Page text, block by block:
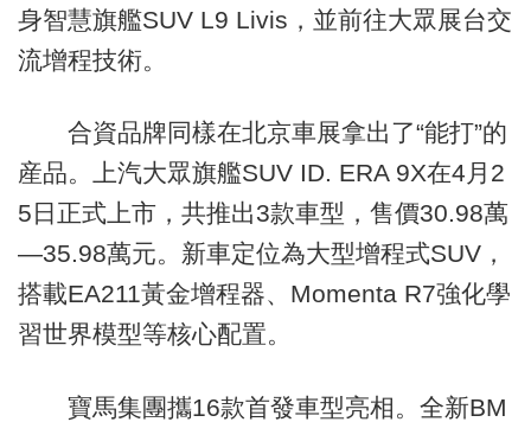
身智慧旗艦SUV L9 Livis，並前往大眾展台交
流增程技術。
合資品牌同樣在北京車展拿出了“能打”的
産品。上汽大眾旗艦SUV ID. ERA 9X在4月2
5日正式上市，共推出3款車型，售價30.98萬
—35.98萬元。新車定位為大型增程式SUV，
搭載EA211黃金增程器、Momenta R7強化學
習世界模型等核心配置。
寶馬集團攜16款首發車型亮相。全新BM